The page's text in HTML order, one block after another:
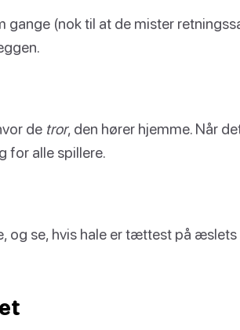
gange (nok til at de mister
de tror, den hører hjemme. Når
for alle spillere.
og se, hvis hale er tættest på